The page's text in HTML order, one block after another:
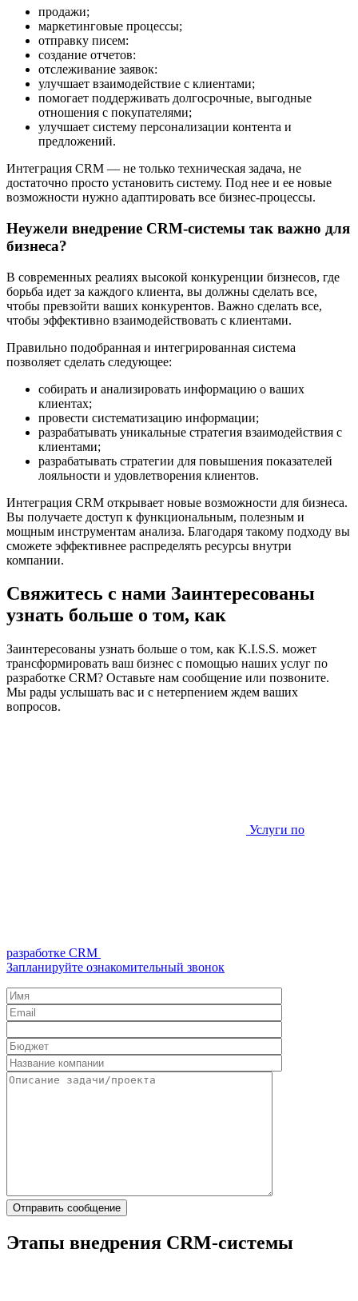
продажи;
маркетинговые процессы;
отправку писем:
создание отчетов:
отслеживание заявок:
улучшает взаимодействие с клиентами;
помогает поддерживать долгосрочные, выгодные
отношения с покупателями;
улучшает систему персонализации контента и
предложений.
Интеграция CRM — не только техническая задача, не
достаточно просто установить систему. Под нее и ее новые
возможности нужно адаптировать все бизнес-процессы.
Неужели внедрение CRM-системы так важно для
бизнеса?
В современных реалиях высокой конкуренции бизнесов, где
борьба идет за каждого клиента, вы должны сделать все,
чтобы превзойти ваших конкурентов. Важно сделать все,
чтобы эффективно взаимодействовать с клиентами.
Правильно подобранная и интегрированная система
позволяет сделать следующее:
собирать и анализировать информацию о ваших
клиентах;
провести систематизацию информации;
разрабатывать уникальные стратегия взаимодействия с
клиентами;
разрабатывать стратегии для повышения показателей
лояльности и удовлетворения клиентов.
Интеграция CRM открывает новые возможности для бизнеса.
Вы получаете доступ к функциональным, полезным и
мощным инструментам анализа. Благодаря такому подходу вы
сможете эффективнее распределять ресурсы внутри
компании.
Свяжитесь с нами Заинтересованы
узнать больше о том, как
Заинтересованы узнать больше о том, как K.I.S.S. может
трансформировать ваш бизнес с помощью наших услуг по
разработке CRM? Оставьте нам сообщение или позвоните.
Мы рады услышать вас и с нетерпением ждем ваших
вопросов.
Услуги по
разработке CRM
Запланируйте ознакомительный звонок
Этапы внедрения CRM-системы